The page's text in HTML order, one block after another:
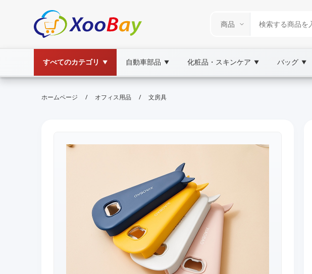
すべてのカテゴリ ▼ 自動車部品 ▼ 化粧品・スキンケア ▼ バッグ ▼
ホームページ / オフィス用品 / 文房具